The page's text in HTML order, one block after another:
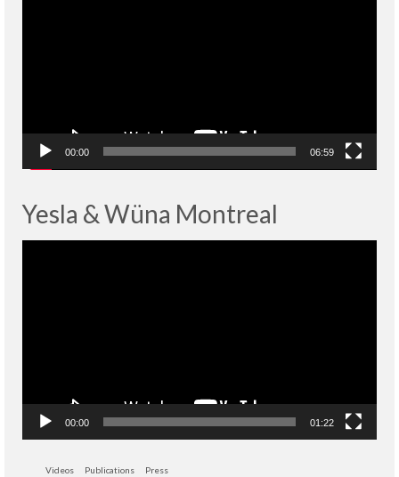
00:00 06:59
Yesla & Wüna Montreal
00:00 01:22
Videos Publications Press